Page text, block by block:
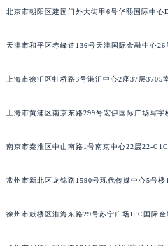
北京市朝阳区建国门外大街甲6号华熙国际中心
天津市和平区赤峰道136号天津国际金融中心26
上海市徐汇区虹桥路3号港汇中心2座37层3705
上海市黄浦区南京东路299号宏伊国际广场写字
南京市秦淮区中山南路1号南京中心22层22-
常州市新北区龙锦路1590号现代传媒中心5号楼
徐州市鼓楼区淮海东路29号苏宁广场IFC国际金